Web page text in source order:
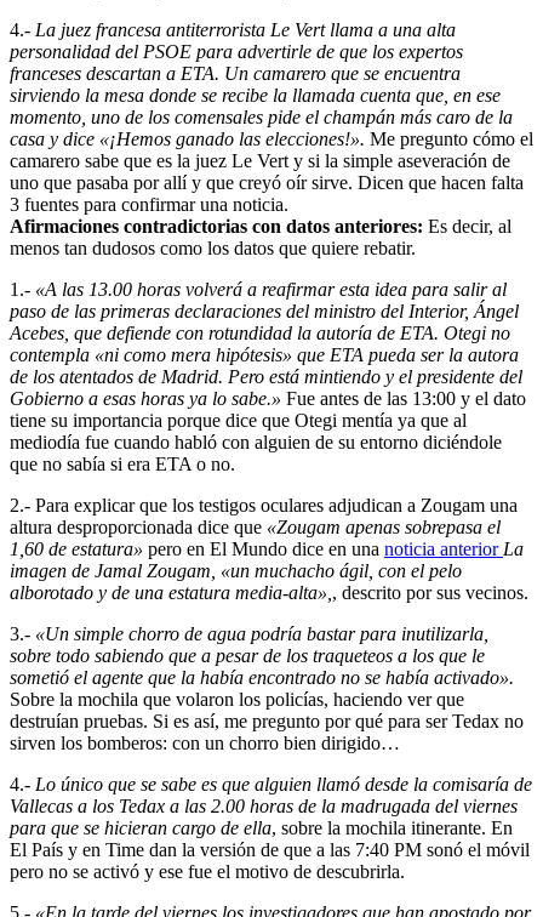
4.- La juez francesa antiterrorista Le Vert llama a una alta
personalidad del PSOE para advertirle de que los expertos
franceses descartan a ETA. Un camarero que se encuentra
sirviendo la mesa donde se recibe la llamada cuenta que, en ese
momento, uno de los comensales pide el champán más caro de la
casa y dice «¡Hemos ganado las elecciones!». Me pregunto cómo el
camarero sabe que es la juez Le Vert y si la simple aseveración de
uno que pasaba por allí y que creyó oír sirve. Dicen que hacen falta
3 fuentes para confirmar una noticia.
Afirmaciones contradictorias con datos anteriores: Es decir, al
menos tan dudosos como los datos que quiere rebatir.
1.- «A las 13.00 horas volverá a reafirmar esta idea para salir al
paso de las primeras declaraciones del ministro del Interior, Ángel
Acebes, que defiende con rotundidad la autoría de ETA. Otegi no
contempla «ni como mera hipótesis» que ETA pueda ser la autora
de los atentados de Madrid. Pero está mintiendo y el presidente del
Gobierno a esas horas ya lo sabe.» Fue antes de las 13:00 y el dato
tiene su importancia porque dice que Otegi mentía ya que al
mediodía fue cuando habló con alguien de su entorno diciéndole
que no sabía si era ETA o no.
2.- Para explicar que los testigos oculares adjudican a Zougam una
altura desproporcionada dice que «Zougam apenas sobrepasa el
1,60 de estatura» pero en El Mundo dice en una noticia anterior La
imagen de Jamal Zougam, «un muchacho ágil, con el pelo
alborotado y de una estatura media-alta», , descrito por sus vecinos.
3.- «Un simple chorro de agua podría bastar para inutilizarla,
sobre todo sabiendo que a pesar de los traqueteos a los que le
sometió el agente que la había encontrado no se había activado».
Sobre la mochila que volaron los policías, haciendo ver que
destruían pruebas. Si es así, me pregunto por qué para ser Tedax no
sirven los bomberos: con un chorro bien dirigido…
4.- Lo único que se sabe es que alguien llamó desde la comisaría de
Vallecas a los Tedax a las 2.00 horas de la madrugada del viernes
para que se hicieran cargo de ella, sobre la mochila itinerante. En
El País y en Time dan la versión de que a las 7:40 PM sonó el móvil
pero no se activó y ese fue el motivo de descubrirla.
5.- «En la tarde del viernes los investigadores que han apostado por